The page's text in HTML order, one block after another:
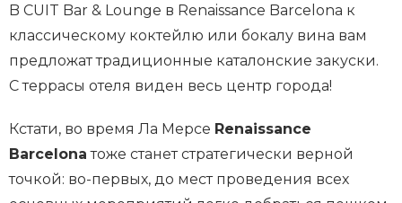
B CUIT Bar & Lounge в Renaissance Barcelona к
классическому коктейлю или бокалу вина вам
предложат традиционные каталонские закуски.
C террасы отеля виден весь центр города!
Кстати, во время Ла Мерсе Renaissance
Barcelona тоже станет стратегически верной
точкой: во-первых, до мест проведения всех